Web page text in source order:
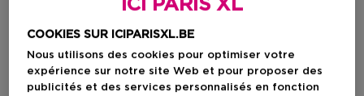
ICI PARIS XL
COOKIES SUR ICIPARISXL.BE
Nous utilisons des cookies pour optimiser votre
expérience sur notre site Web et pour proposer des
publicités et des services personnalisés en fonction